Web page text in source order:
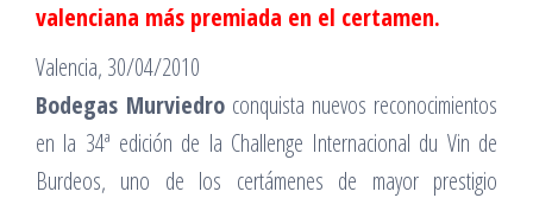
valenciana más premiada en el certamen.
Valencia, 30/04/2010
Bodegas Murviedro conquista nuevos reconocimientos
en la 34ª edición de la Challenge Internacional du Vin de
Burdeos, uno de los certámenes de mayor prestigio